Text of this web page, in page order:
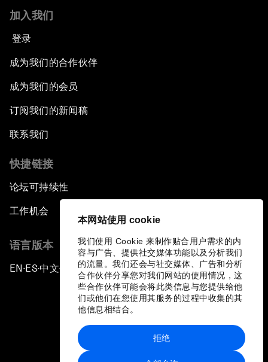
本网站使用 cookie
我们使用 Cookie 来制作贴合用户需求的内
容与广告、提供社交媒体功能以及分析我们
的流量。我们还会与社交媒体、广告和分析
合作伙伴分享您对我们网站的使用情况，这
些合作伙伴可能会将此类信息与您提供给他
们或他们在您使用其服务的过程中收集的其
他信息相结合。
拒绝
加入我们
登录
成为我们的合作伙伴
成为我们的会员
订阅我们的新闻稿
联系我们
快捷链接
论坛可持续性
工作机会
语言版本
EN ▪ES▪中文▪ 日本語